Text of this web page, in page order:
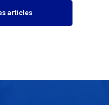
articles